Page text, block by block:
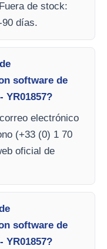
de stock:
días.
software de
electrónico
(+33 (0) 1 70
oficial de
software de